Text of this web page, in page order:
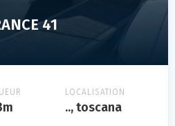
41
LOCALISATION
.., toscana